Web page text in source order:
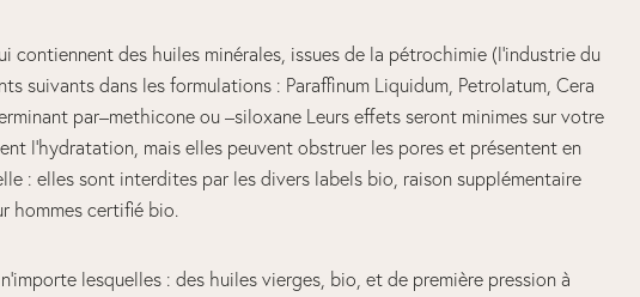
contiennent des huiles minérales, issues de la pétrochimie (l’industrie du
suivants dans les formulations : Paraffinum Liquidum, Petrolatum, Cera
par–methicone ou –siloxane Leurs effets seront minimes sur votre
l’hydratation, mais elles peuvent obstruer les pores et présentent en
: elles sont interdites par les divers labels bio, raison supplémentaire
hommes certifié bio.
lesquelles : des huiles vierges, bio, et de première pression à